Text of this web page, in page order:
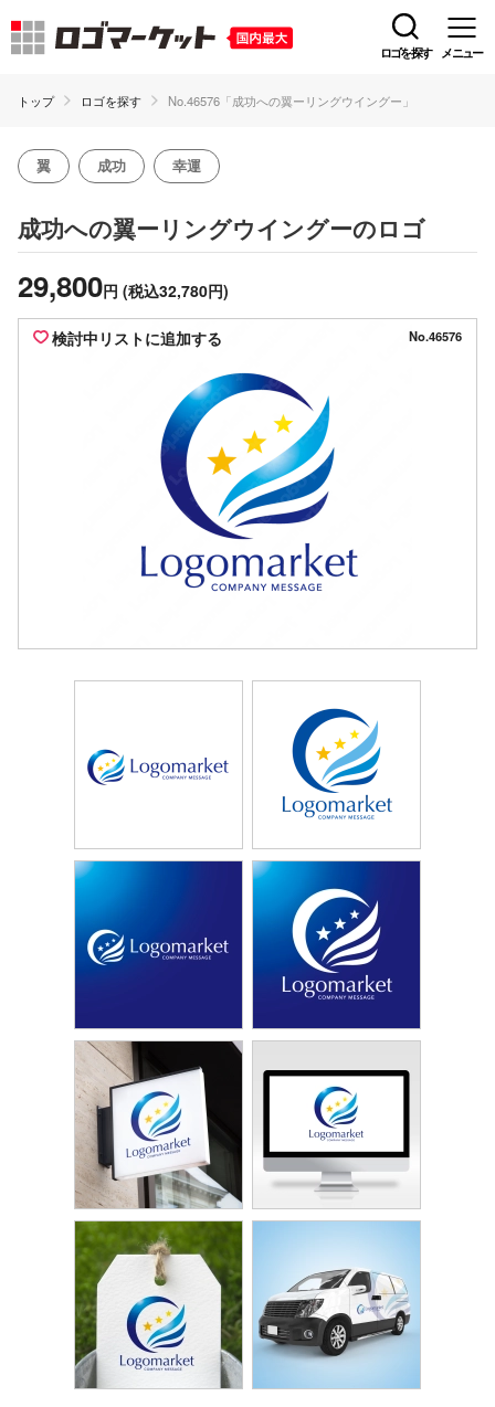
ロゴを探す メニュー
トップ ロゴを探す No.46576「成功への翼ーリングウイングー」
翼 成功 幸運
成功への翼ーリングウイングーのロゴ
29,800円 (税込32,780円)
検討中リストに追加する No.46576